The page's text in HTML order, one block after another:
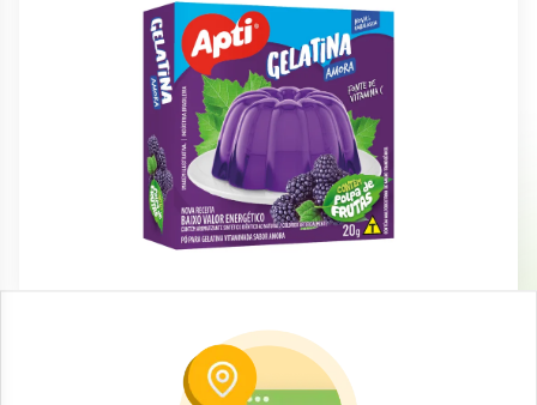
Gelatina con pulpa de uva, 20 g, Apti
B-JAM-001-857